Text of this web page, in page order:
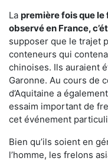
La première fois que le
observé en France,
supposer que le trajet
conteneurs qui
chinoises. Ils auraient
Garonne. Au cours de
d’Aquitaine a
essaim important de
cet événement
Bien qu’ils soient en
l’homme, les frelons